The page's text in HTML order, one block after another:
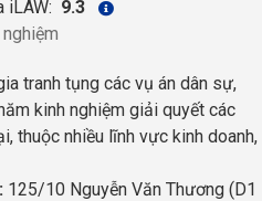
iLAW: 9.3
tranh tụng các vụ án dân sự,
kinh nghiệm giải quyết các
thuộc nhiều lĩnh vực kinh doanh,
125/10 Nguyễn Văn Thương (D1